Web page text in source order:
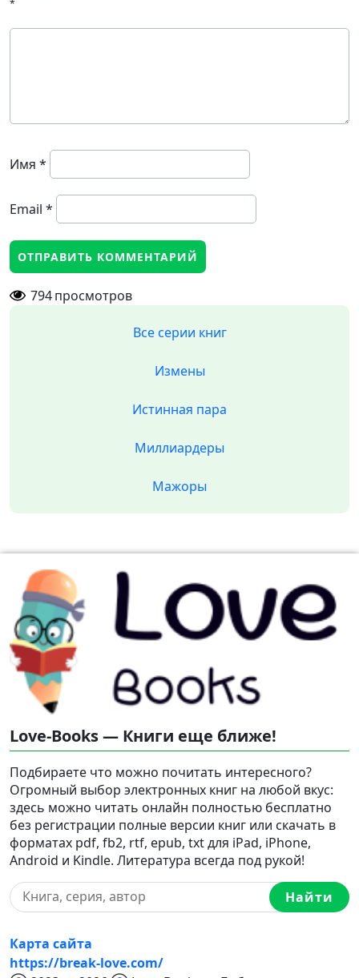
*
Имя *
Email *
794просмотров
Все серии книг
Измены
Истинная пара
Миллиардеры
Мажоры
Love-Books — Книги еще ближе!
Подбираете что можно почитать интересного?
Огромный выбор электронных книг на любой вкус:
здесь можно читать онлайн полностью бесплатно
без регистрации полные версии книг или скачать в
форматах pdf, fb2, rtf, epub, txt для iPad, iPhone,
Android и Kindle. Литература всегда под рукой!
Найти
Карта сайта
https://break-love.com/